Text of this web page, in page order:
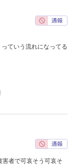
ていう流れになってる
害者で可哀そう可哀そ